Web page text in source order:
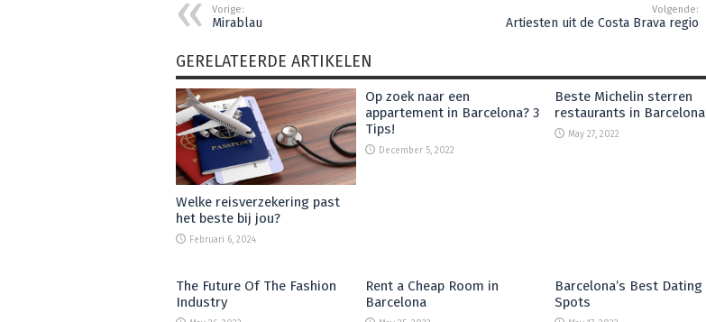
Vorige:
Mirablau
Volgende:
Artiesten uit de Costa Brava regio
GERELATEERDE ARTIKELEN
Welke reisverzekering past
het beste bij jou?
Februari 6, 2024
Op zoek naar een
appartement in Barcelona? 3
Tips!
December 5, 2022
Beste Michelin sterren
restaurants in Barcelona
May 27, 2022
The Future Of The Fashion
Industry
Rent a Cheap Room in
Barcelona
Barcelona’s Best Dating
Spots